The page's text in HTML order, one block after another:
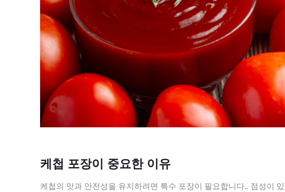
케첩 포장이 중요한 이유
케첩의 맛과 안전성을 유지하려면 특수 포장이 필요합니다.. 점성이